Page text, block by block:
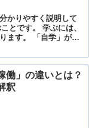
かりやすく説明して
とです。 学ぶには、
ます。 「自学」が意
働」の違いとは？
釈